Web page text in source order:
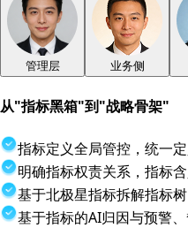
管理层 业务侧
从"指标黑箱"到"战略骨架"
指标定义全局管控，统一
明确指标权责关系，指标
基于北极星指标拆解指标
基于指标的AI归因与预警